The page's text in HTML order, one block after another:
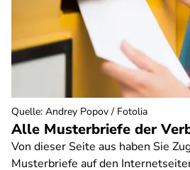
Alle Musterbriefe der
Von dieser Seite aus haben Sie
Musterbriefe auf den
Quelle: Andrey Popov / Fotolia